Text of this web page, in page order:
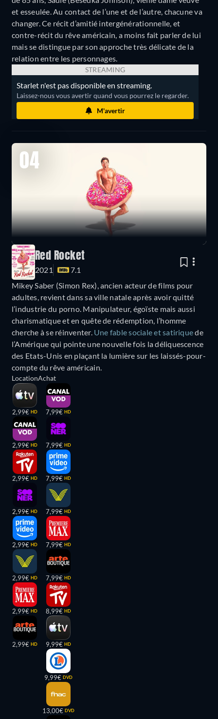
et esseulée. Au contact de l’une et de l’autre, chacune va
changer. Ce récit d’amitié intergénérationnelle, et
contre-récit du rêve américain, a moins fait parler de lui
mais se distingue par son approche très délicate de la
relation entre les personnages.
STREAMING
Starlet n'est pas disponible en streaming.
Laissez-nous vous avertir quand vous pourrez le regarder.
M'avertir
04
Red Rocket
2021
7.1
Mikey Saber (Simon Rex), ancien acteur de films pour
adultes, revient dans sa ville natale après avoir quitté
l’industrie du porno. Manipulateur, égoïste mais aussi
charismatique et en quête de rédemption, l’homme
cherche à se réinventer. Une fable sociale et satiriquede
l’Amérique qui pointe une nouvelle fois la déliquescence
des Etats-Unis en plaçant la lumière sur les laissés-pour-
compte du rêve américain.
Location
2,99€ HD
2,99€ HD
2,99€ HD
2,99€ HD
2,99€ HD
2,99€ HD
2,99€ HD
2,99€ HD
Achat
7,99€ HD
7,99€ HD
7,99€ HD
7,99€ HD
7,99€ HD
7,99€ HD
8,99€ HD
9,99€ HD
9,99€ DVD
13,00€ DVD